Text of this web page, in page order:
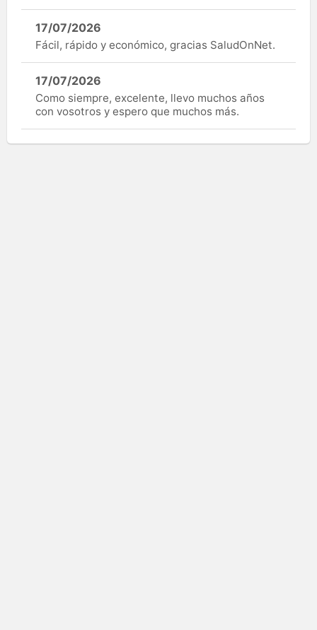
17/07/2026
Fácil, rápido y económico, gracias SaludOnNet.
17/07/2026
Como siempre, excelente, llevo muchos años
con vosotros y espero que muchos más.